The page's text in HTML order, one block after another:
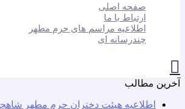
صفحه اصلی
ارتباط با ما
اطلاعیه مراسم های حرم مطهر
چندرسانه ای
آخرین مطالب
اطلاعیه هیئت دختران حرم مطهر